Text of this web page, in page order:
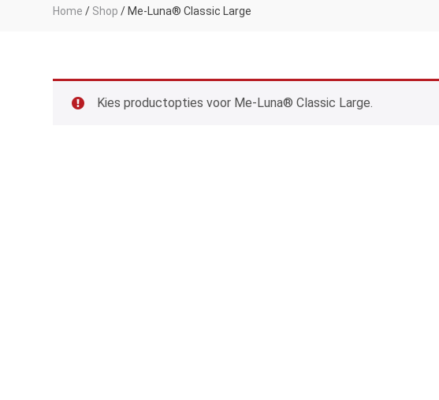
Home / Shop / Me-Luna® Classic Large
Kies productopties voor Me-Luna® Classic Large.